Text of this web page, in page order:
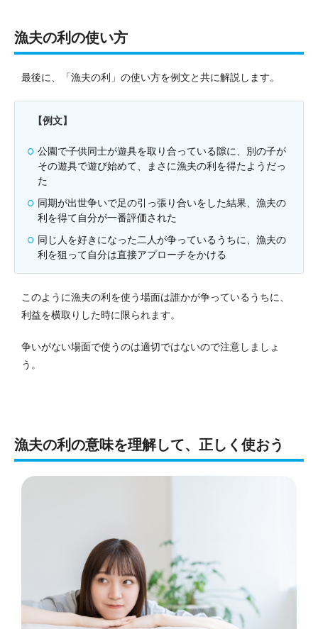
漁夫の利の使い方
最後に、「漁夫の利」の使い方を例文と共に解説します。
【例文】
公園で子供同士が遊具を取り合っている隙に、別の子が
その遊具で遊び始めて、まさに漁夫の利を得たようだっ
た
同期が出世争いで足の引っ張り合いをした結果、漁夫の
利を得て自分が一番評価された
同じ人を好きになった二人が争っているうちに、漁夫の
利を狙って自分は直接アプローチをかける
このように漁夫の利を使う場面は誰かが争っているうちに、
利益を横取りした時に限られます。
争いがない場面で使うのは適切ではないので注意しましょ
う。
漁夫の利の意味を理解して、正しく使おう